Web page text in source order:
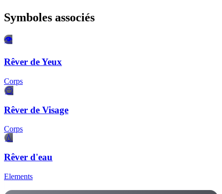
Symboles associés
👁️
Rêver de Yeux
Corps
😶
Rêver de Visage
Corps
💧
Rêver d'eau
Elements